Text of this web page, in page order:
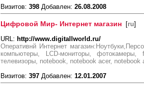
Визитов: 398 Добавлен: 26.08.2008
Цифровой Мир- Интернет магазин [ru]
URL: http://www.digitallworld.ru/
Оперативнй Интернет
компьютеры, LCD-мониторы,
телевизоры, notebook, notebook acer, notebook
Визитов: 397 Добавлен: 12.01.2007